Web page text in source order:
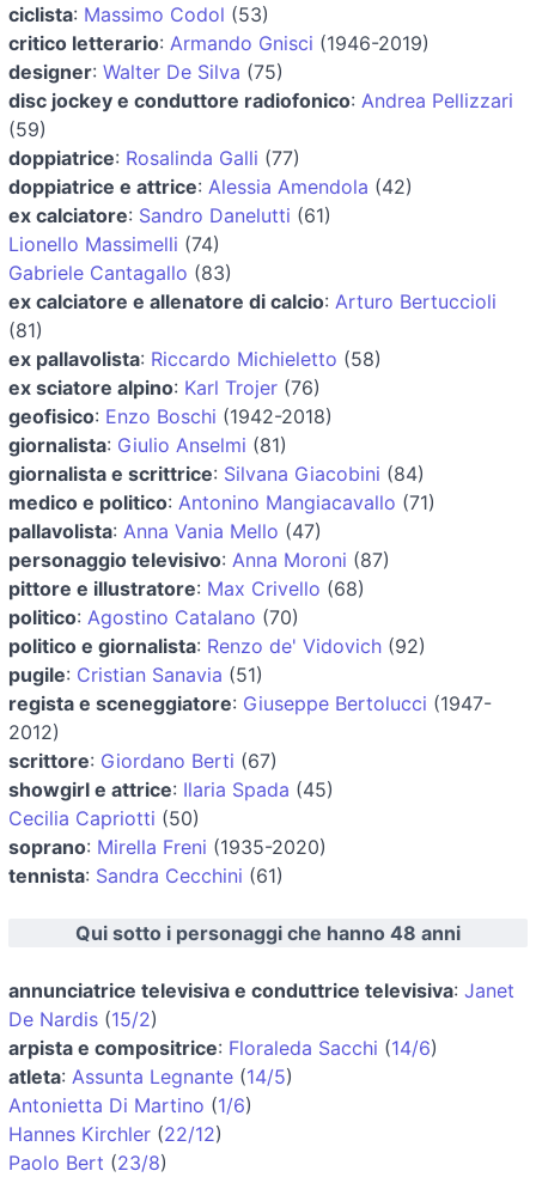
ciclista: Massimo Codol (53)
critico letterario: Armando Gnisci (1946-2019)
designer: Walter De Silva (75)
disc jockey e conduttore radiofonico: Andrea Pellizzari
(59)
doppiatrice: Rosalinda Galli (77)
doppiatrice e attrice: Alessia Amendola (42)
ex calciatore: Sandro Danelutti (61)
Lionello Massimelli (74)
Gabriele Cantagallo (83)
ex calciatore e allenatore di calcio: Arturo Bertuccioli
(81)
ex pallavolista: Riccardo Michieletto (58)
ex sciatore alpino: Karl Trojer (76)
geofisico: Enzo Boschi (1942-2018)
giornalista: Giulio Anselmi (81)
giornalista e scrittrice: Silvana Giacobini (84)
medico e politico: Antonino Mangiacavallo (71)
pallavolista: Anna Vania Mello (47)
personaggio televisivo: Anna Moroni (87)
pittore e illustratore: Max Crivello (68)
politico: Agostino Catalano (70)
politico e giornalista: Renzo de' Vidovich (92)
pugile: Cristian Sanavia (51)
regista e sceneggiatore: Giuseppe Bertolucci (1947-
2012)
scrittore: Giordano Berti (67)
showgirl e attrice: Ilaria Spada (45)
Cecilia Capriotti (50)
soprano: Mirella Freni (1935-2020)
tennista: Sandra Cecchini (61)
Qui sotto i personaggi che hanno 48 anni
annunciatrice televisiva e conduttrice televisiva: Janet
De Nardis (15/2)
arpista e compositrice: Floraleda Sacchi (14/6)
atleta: Assunta Legnante (14/5)
Antonietta Di Martino (1/6)
Hannes Kirchler (22/12)
Paolo Bert (23/8)